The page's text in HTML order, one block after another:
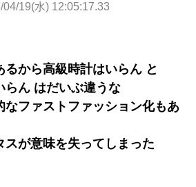
04/19(水) 12:05:17.33
から高級時計はいらん と
らん はだいぶ違うな
なファストファッション化もあ
スが意味を失ってしまった